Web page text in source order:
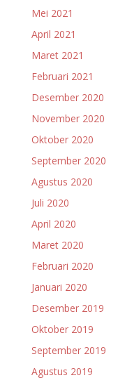
Mei 2021
April 2021
Maret 2021
Februari 2021
Desember 2020
November 2020
Oktober 2020
September 2020
Agustus 2020
Juli 2020
April 2020
Maret 2020
Februari 2020
Januari 2020
Desember 2019
Oktober 2019
September 2019
Agustus 2019